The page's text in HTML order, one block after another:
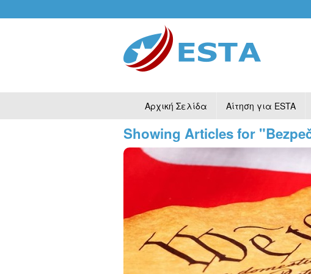
Αρχική Σελίδα Αίτηση για ESTA
Showing Articles for